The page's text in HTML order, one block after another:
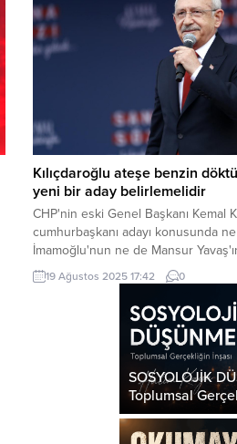
Kılıçdaroğlu ateşe benzin
yeni bir aday belirlemelidir
CHP'nin eski Genel Başkanı Kemal
cumhurbaşkanı adayı konusunda
İmamoğlu'nun ne de Mansur
olmadığını belirterek yeni bir aday
gerektiğini söyledi.
19 Ağustos 2025 17:42 0
SOSYOLOJİK
Toplumsal